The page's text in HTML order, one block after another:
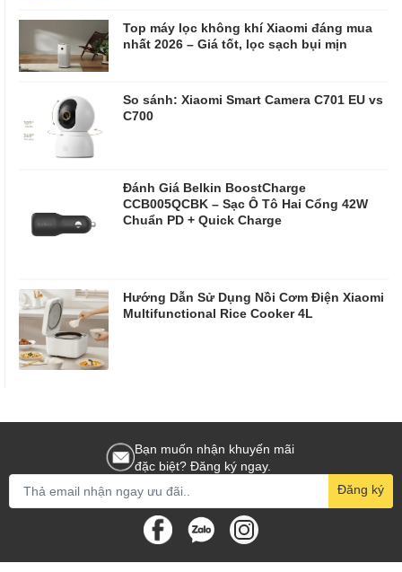
Top máy lọc không khí Xiaomi đáng mua
nhất 2026 – Giá tốt, lọc sạch bụi mịn
So sánh: Xiaomi Smart Camera C701 EU vs
C700
Đánh Giá Belkin BoostCharge
CCB005QCBK – Sạc Ô Tô Hai Cổng 42W
Chuẩn PD + Quick Charge
Hướng Dẫn Sử Dụng Nồi Cơm Điện Xiaomi
Multifunctional Rice Cooker 4L
Bạn muốn nhận khuyến mãi
đặc biệt? Đăng ký ngay.
Đăng ký